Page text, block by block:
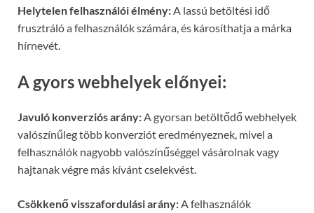
Helytelen felhasználói élmény:A lassú betöltési idő
frusztráló a felhasználók számára, és károsíthatja a márka
hírnevét.
A gyors webhelyek előnyei:
Javuló konverziós arány: A gyorsan betöltődő webhelyek
valószínűleg több konverziót eredményeznek, mivel a
felhasználók nagyobb valószínűséggel vásárolnak vagy
hajtanak végre más kívánt cselekvést.
Csökkenő visszafordulási arány: A felhasználók